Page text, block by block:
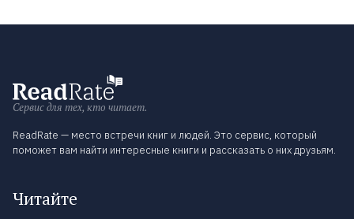
Сервис для тех, кто читает.
ReadRate — место встречи книг и людей. Это сервис, который
поможет вам найти интересные книги и рассказать о них друзьям.
Читайте